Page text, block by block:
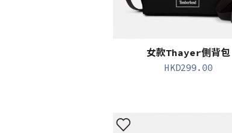
女款Thayer側背包
HKD299.00